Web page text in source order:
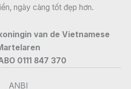
ngày càng tốt đẹp hơn.
van de Vietnamese
0111 847 370
ANBI